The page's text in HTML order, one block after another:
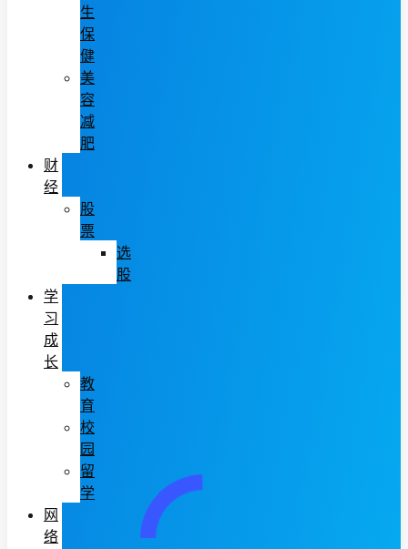
生
保
健
美
容
减
肥
财
经
股
票
选
股
学
习
成
长
教
育
校
园
留
学
网
络